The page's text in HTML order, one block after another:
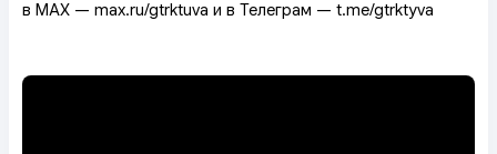
в MAX — max.ru/gtrktuva и в Телеграм — t.me/gtrktyva